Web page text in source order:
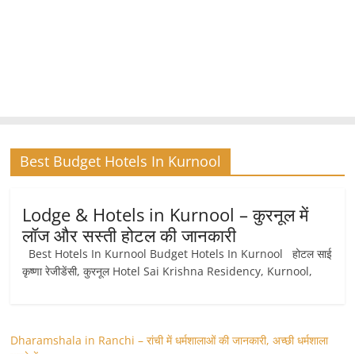
Best Budget Hotels In Kurnool
Lodge & Hotels in Kurnool – कुरनूल में
लॉज और सस्ती होटल की जानकारी
Best Hotels In Kurnool Budget Hotels In Kurnool होटल साई
कृष्णा रेजीडेंसी, कुरनूल Hotel Sai Krishna Residency, Kurnool,
Dharamshala in Ranchi – रांची में धर्मशालाओं की जानकारी, अच्छी धर्मशाला